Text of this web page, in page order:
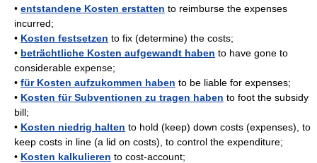
• entstandene Kosten erstatten to reimburse the expenses
incurred;
• Kosten festsetzen to fix (determine) the costs;
• beträchtliche Kosten aufgewandt haben to have gone to
considerable expense;
• für Kosten aufzukommen haben to be liable for expenses;
• Kosten für Subventionen zu tragen haben to foot the subsidy
bill;
• Kosten niedrig halten to hold (keep) down costs (expenses), to
keep costs in line (a lid on costs), to control the expenditure;
• Kosten kalkulieren to cost-account;